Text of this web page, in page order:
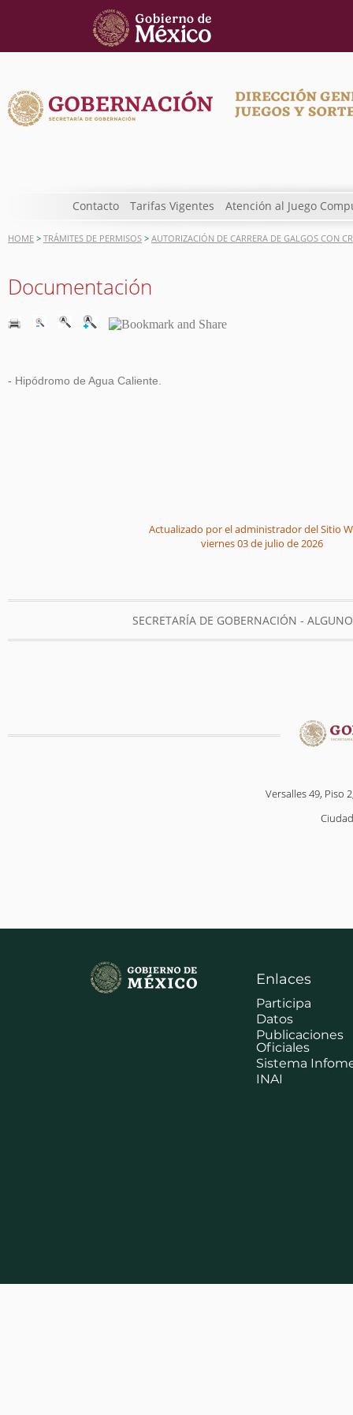
Contacto Tarifas Vigentes Atención al Juego
HOME > TRÁMITES DE PERMISOS > AUTORIZACIÓN DE CARRERA DE GALGOS CON
Documentación
- Hipódromo de Agua Caliente.
Actualizado por el administrador del Sitio
viernes 03 de julio de 2026
SECRETARÍA DE GOBERNACIÓN -
Versalles 49, Piso